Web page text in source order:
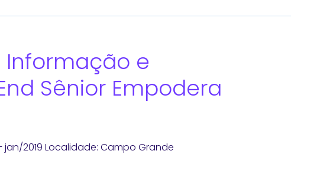
Informação e
Sênior Empodera
jan/2019 Localidade: Campo Grande